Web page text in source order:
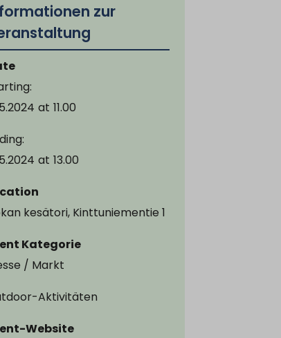
zur
at 11.00
at 13.00
kesätori, Kinttuniementie 1
Kategorie
/ Markt
Aktivitäten
Website